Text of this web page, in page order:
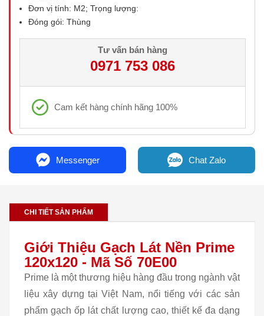
Đơn vị tính: M2; Trọng lượng:
Đóng gói: Thùng
Tư vấn bán hàng
0971 753 086
Cam kết hàng chính hãng 100%
Messenger Chat Zalo
CHI TIẾT SẢN PHẨM
Giới Thiệu Gạch Lát Nền Prime
120x120 - Mã Số 70E00
Prime là một thương hiệu hàng đầu trong ngành vật
liệu xây dựng tại Việt Nam, nổi tiếng với các sản
phẩm gạch ốp lát chất lượng cao, thiết kế đa dạng